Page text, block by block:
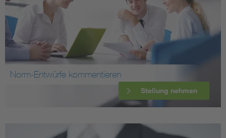
Norm-Entwürfe kommentieren
Stellung nehmen